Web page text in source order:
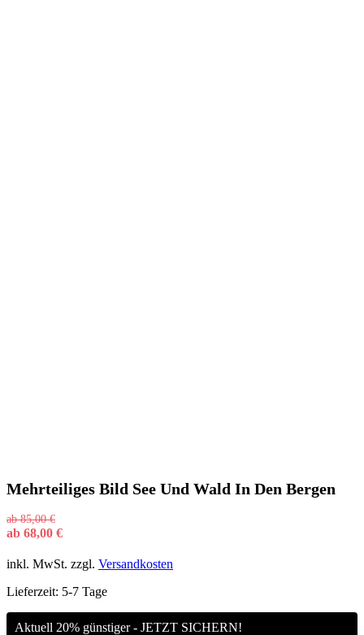
Mehrteiliges Bild See Und Wald In Den Bergen
ab85,00€
ab 68,00 €
inkl. MwSt. zzgl. Versandkosten
Lieferzeit: 5-7 Tage
Aktuell 20% günstiger - JETZT SICHERN!